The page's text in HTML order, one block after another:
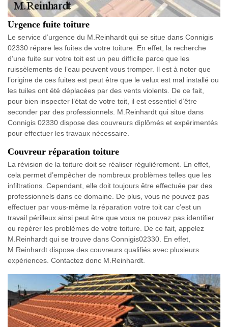
Urgence fuite toiture
Le service d’urgence du M.Reinhardt qui se situe dans Connigis
02330 répare les fuites de votre toiture. En effet, la recherche
d’une fuite sur votre toit est un peu difficile parce que les
ruissèlements de l’eau peuvent vous tromper. Il est à noter que
l’origine de ces fuites est peut être que le velux est mal installé ou
les tuiles ont été déplacées par des vents violents. De ce fait,
pour bien inspecter l’état de votre toit, il est essentiel d’être
seconder par des professionnels. M.Reinhardt qui situe dans
Connigis 02330 dispose des couvreurs diplômés et expérimentés
pour effectuer les travaux nécessaire.
Couvreur réparation toiture
La révision de la toiture doit se réaliser régulièrement. En effet,
cela permet d’empêcher de nombreux problèmes telles que les
infiltrations. Cependant, elle doit toujours être effectuée par des
professionnels dans ce domaine. De plus, vous ne pouvez pas
effectuer par vous-même la réparation votre toit car c’est un
travail périlleux ainsi peut être que vous ne pouvez pas identifier
ou repérer les problèmes de votre toiture. De ce fait, appelez
M.Reinhardt qui se trouve dans Connigis02330. En effet,
M.Reinhardt dispose des couvreurs qualifiés avec plusieurs
expériences. Contactez donc M.Reinhardt.